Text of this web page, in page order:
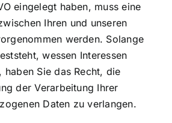
eingelegt haben, muss eine
Ihren und unseren
werden. Solange
wessen Interessen
haben Sie das Recht, die
der Verarbeitung Ihrer
Daten zu verlangen.